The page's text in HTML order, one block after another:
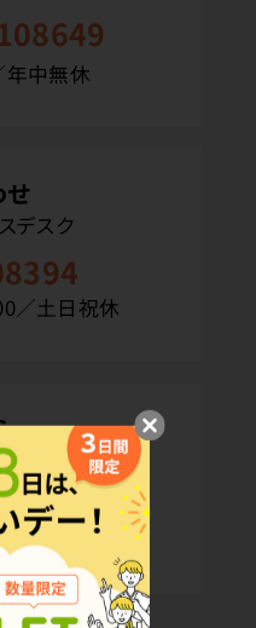
年中無休
せ
デスク
／土日祝休